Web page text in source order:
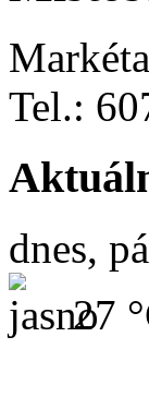
Tel.:
dnes,
27